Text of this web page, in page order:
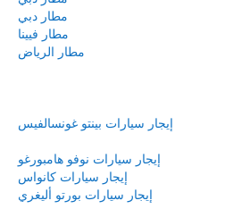
مطار دبي
مطار فيينا
مطار الرياض
إيجار سيارات بينتو غونسالفيس
إيجار سيارات نوفو هامبورغو
إيجار سيارات كانواس
إيجار سيارات بورتو أليغري